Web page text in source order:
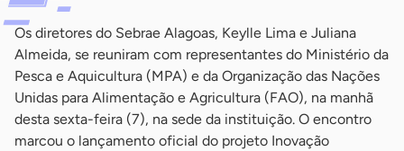
Os diretores do Sebrae Alagoas, Keylle Lima e Juliana
Almeida, se reuniram com representantes do Ministério da
Pesca e Aquicultura (MPA) e da Organização das Nações
Unidas para Alimentação e Agricultura (FAO), na manhã
desta sexta-feira (7), na sede da instituição. O encontro
marcou o lançamento oficial do projeto Inovação